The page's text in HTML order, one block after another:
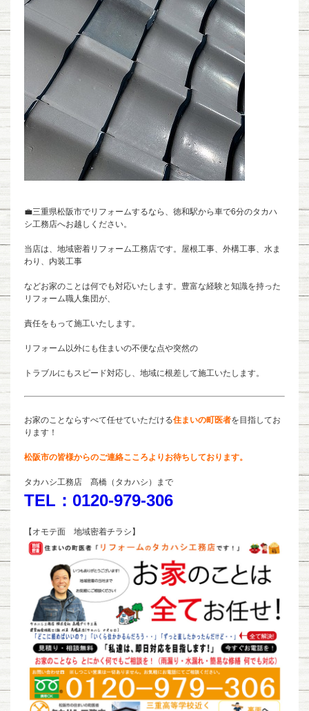
💼三重県松阪市でリフォームするなら、徳和駅から車で6分のタカハ
シ工務店へお越しください。
当店は、地域密着リフォーム工務店です。屋根工事、外構工事、水ま
わり、内装工事
などお家のことは何でも対応いたします。豊富な経験と知識を持った
リフォーム職人集団が、
責任をもって施工いたします。
リフォーム以外にも住まいの不便な点や突然の
トラブルにもスピード対応し、地域に根差して施工いたします。
お家のことならすべて任せていただける住まいの町医者を目指してお
ります！
松阪市の皆様からのご連絡こころよりお待ちしております。
タカハシ工務店 髙橋（タカハシ）まで
TEL：0120-979-306
【オモテ面 地域密着チラシ】